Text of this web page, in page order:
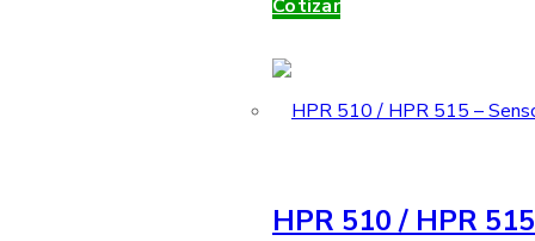
Cotizar
HPR 510 / HPR